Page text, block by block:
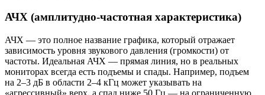
АЧХ (амплитудно-частотная характеристика)
АЧХ — это полное название графика, который отражает
зависимость уровня звукового давления (громкости) от
частоты. Идеальная АЧХ — прямая линия, но в реальных
мониторах всегда есть подъемы и спады. Например, подъем
на 2–3 дБ в области 2–4 кГц может указывать на
«агрессивный» верх, а спад ниже 50 Гц — на ограниченную